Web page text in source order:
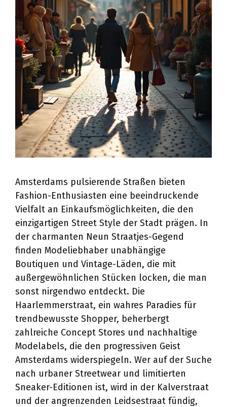
Amsterdams pulsierende Straßen bieten
Fashion-Enthusiasten eine beeindruckende
Vielfalt an Einkaufsmöglichkeiten, die den
einzigartigen Street Style der Stadt prägen. In
der charmanten Neun Straatjes-Gegend
finden Modeliebhaber unabhängige
Boutiquen und Vintage-Läden, die mit
außergewöhnlichen Stücken locken, die man
sonst nirgendwo entdeckt. Die
Haarlemmerstraat, ein wahres Paradies für
trendbewusste Shopper, beherbergt
zahlreiche Concept Stores und nachhaltige
Modelabels, die den progressiven Geist
Amsterdams widerspiegeln. Wer auf der Suche
nach urbaner Streetwear und limitierten
Sneaker-Editionen ist, wird in der Kalverstraat
und der angrenzenden Leidsestraat fündig,